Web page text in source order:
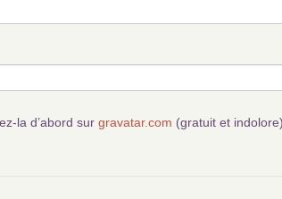
la d’abord sur gravatar.com (gratuit et